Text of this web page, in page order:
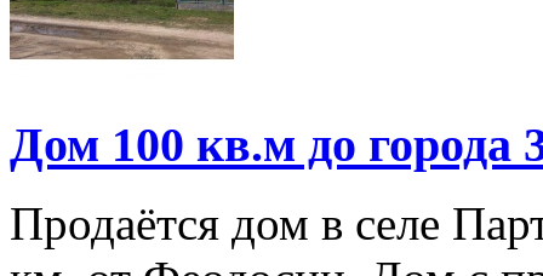
Дом 100 кв.м до города
Продаётся дом в селе